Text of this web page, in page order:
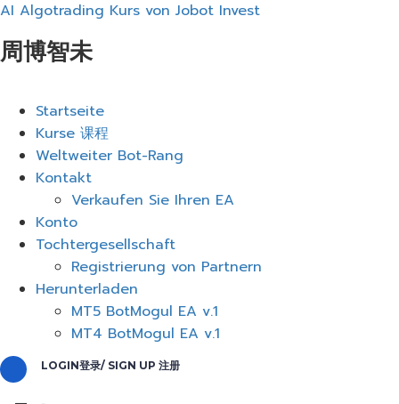
AI Algotrading Kurs von Jobot Invest
周博智未
MenüStartseite
Kurse 课程
Weltweiter Bot-Rang
Kontakt
Verkaufen Sie Ihren EA
Konto
Tochtergesellschaft
Registrierung von Partnern
Herunterladen
MT5 BotMogul EA v.1
MT4 BotMogul EA v.1
LOGIN登录/ SIGN UP 注册